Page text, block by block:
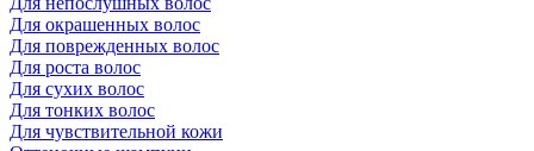
Для окрашенных волос
Для поврежденных волос
Для роста волос
Для сухих волос
Для тонких волос
Для чувствительной кожи